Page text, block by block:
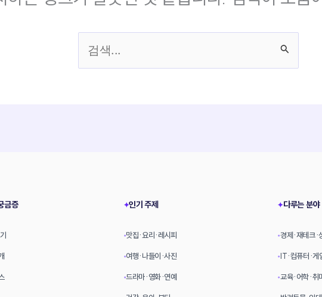
금증 ✦인기 주제
•맛집·요리·레시피
•여행·나들이·사진
•드라마·영화·연예
✦다루는 분야
•경제·재테크·
•IT·컴퓨터·게
•교육·어학·취